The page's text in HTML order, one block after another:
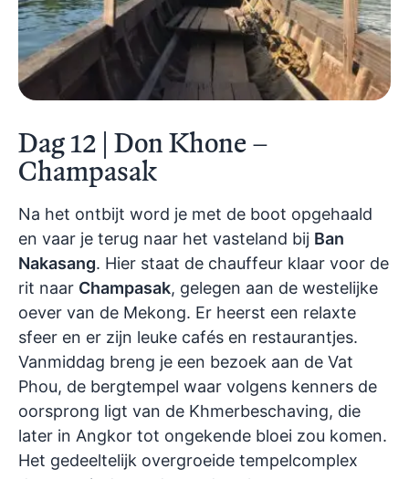
Dag 12 | Don Khone –
Champasak
Na het ontbijt word je met de boot opgehaald
en vaar je terug naar het vasteland bij Ban
Nakasang. Hier staat de chauffeur klaar voor de
rit naar Champasak, gelegen aan de westelijke
oever van de Mekong. Er heerst een relaxte
sfeer en er zijn leuke cafés en restaurantjes.
Vanmiddag breng je een bezoek aan de Vat
Phou, de bergtempel waar volgens kenners de
oorsprong ligt van de Khmerbeschaving, die
later in Angkor tot ongekende bloei zou komen.
Het gedeeltelijk overgroeide tempelcomplex